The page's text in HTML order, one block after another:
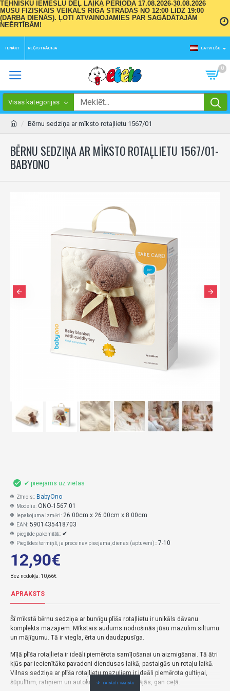
TEHNISKU IEMESLU DĒĻ LAIKA PERIODĀ 17.08.2026-30.08.2026
MŪSU FIZISKAIS VEIKALS RĪGĀ STRĀDĀS NO 12:00 LĪDZ 19:00
(DARBA DIENĀS). ĻOTI ATVAINOJAMIES PAR SAGĀDĀTAJĀM
NEĒRTĪBĀM!
IENĀKT REĢISTRĀCIJA LATVIEŠU
0
Visas kategorijas
Bērnu sedziņa ar mīksto rotaļlietu 1567/01
BĒRNU SEDZIŅA AR MĪKSTO ROTAĻLIETU 1567/01-
BABYONO
12,90€
Bez nodokļa: 10,66€
✔ pieejams uz vietas
Zīmols:: BabyOno
Modelis: ONO-1567.01
Iepakojuma izmēri: 26.00cm x 26.00cm x 8.00cm
EAN: 5901435418703
piegāde pakomātā:: ✔
Piegādes termiņš, ja prece nav pieejama, dienas (aptuveni):: 7-10
APRAKSTS
Šī mīkstā bērnu sedziņa ar burvīgu plīša rotaļlietu ir unikāls dāvanu
komplekts mazajiem. Mīkstais audums nodrošinās jūsu mazulim siltumu
un mājīgumu. Tā ir viegla, ērta un daudzpusīga.
Mīļā plīša rotaļlieta ir ideāli piemērota samīļošanai un aizmigšanai. Tā ātri
kļūs par iecienītāko pavadoni diendusas laikā, pastaigās un rotaļu laikā.
Vilnas sedziņa ar plīša rotaļlietu mazuļiem ir ideāli piemērota gultiņai,
šūpulītim, ratiņiem un autokrēsliņam – gan mājās, gan ceļā.